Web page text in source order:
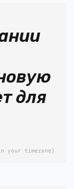
для
your timezone)